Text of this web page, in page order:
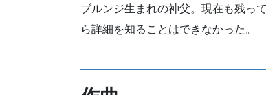
ブルンジ生まれの神父。現在も残っ
ら詳細を知ることはできなかった。